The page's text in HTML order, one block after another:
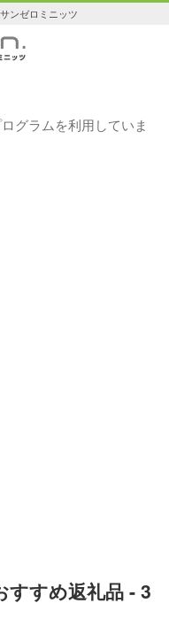
ンゼロミニッツ
グラムを利用していま
すすめ返礼品 - 3